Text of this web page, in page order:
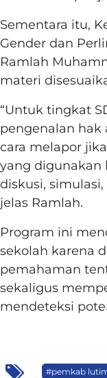
Sementara itu,
Gender dan
Ramlah
materi
“Untuk tingkat
pengenalan hak
cara melapor
yang digunakan
diskusi,
jelas Ramlah.
Program ini
sekolah karena
pemahaman
sekaligus
mendeteksi
#pemkab